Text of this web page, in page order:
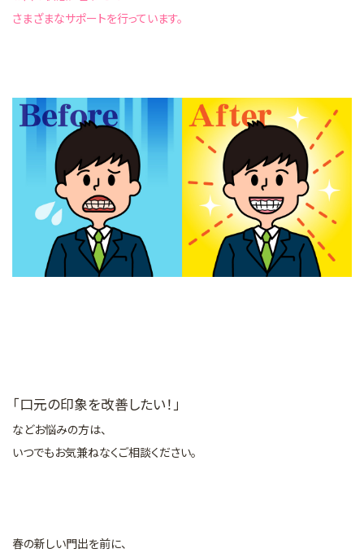
さまざまなサポートを行っています。
「口元の印象を改善したい！」
などお悩みの方は、
いつでもお気兼ねなくご相談ください。
春の新しい門出を前に、